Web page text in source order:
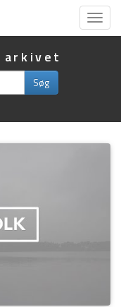
Vis
arkivet
Søg